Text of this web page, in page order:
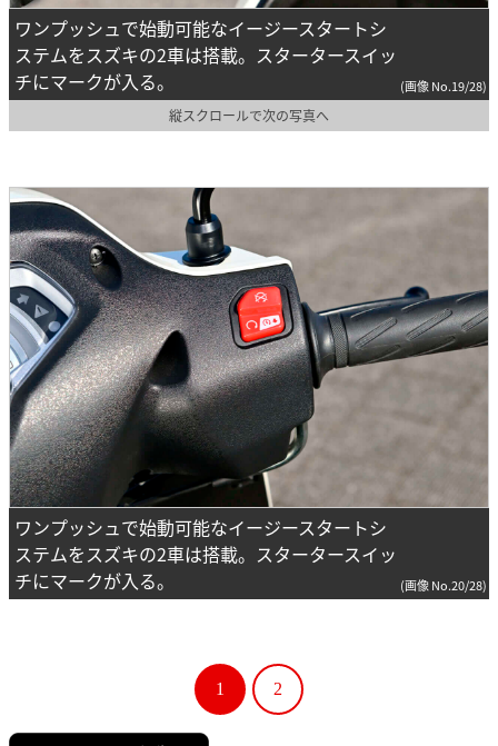
ワンプッシュで始動可能なイージースタートシ
ステムをスズキの2車は搭載。スタータースイッ
チにマークが入る。
(画像 No.19/28)
縦スクロールで次の写真へ
ワンプッシュで始動可能なイージースタートシ
ステムをスズキの2車は搭載。スタータースイッ
チにマークが入る。
(画像 No.20/28)
1 2